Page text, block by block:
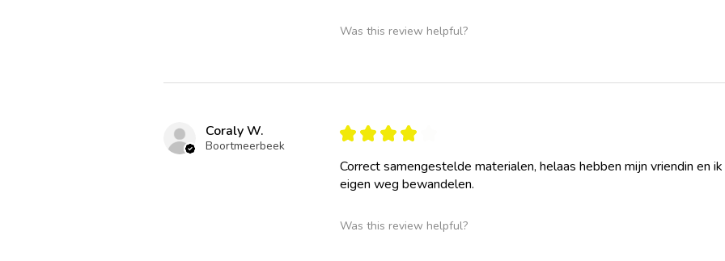
Was this review helpful?
Coraly W.
Boortmeerbeek
★ ★ ★ ★
Correct samengestelde materialen, helaas hebben mijn vriendin en
eigen weg bewandelen.
Was this review helpful?